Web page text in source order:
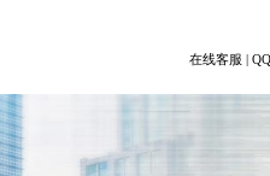
在线客服 |